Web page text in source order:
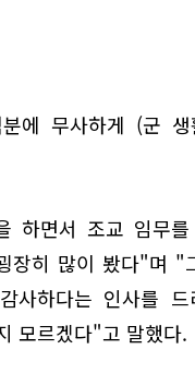
에 무사하게 (군
하면서 조교 임무
장히 많이 봤다"며 "
사하다는 인사를
모르겠다"고 말했다.